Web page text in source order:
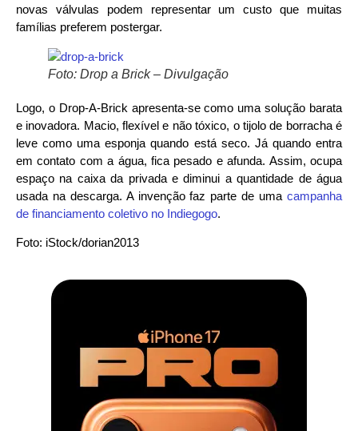
novas válvulas podem representar um custo que muitas
famílias preferem postergar.
Foto: Drop a Brick – Divulgação
Logo, o Drop-A-Brick apresenta-se como uma solução barata
e inovadora. Macio, flexível e não tóxico, o tijolo de borracha é
leve como uma esponja quando está seco. Já quando entra
em contato com a água, fica pesado e afunda. Assim, ocupa
espaço na caixa da privada e diminui a quantidade de água
usada na descarga. A invenção faz parte de uma campanha
de financiamento coletivo no Indiegogo.
Foto: iStock/dorian2013